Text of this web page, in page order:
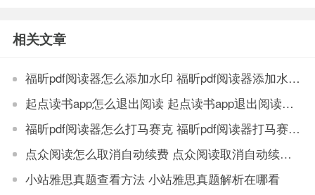
相关文章
福昕pdf阅读器怎么添加水印 福昕pdf阅读器添加水印方法
起点读书app怎么退出阅读 起点读书app退出阅读方法
福昕pdf阅读器怎么打马赛克 福昕pdf阅读器打马赛克方法
点众阅读怎么取消自动续费 点众阅读取消自动续费方法
小站雅思真题查看方法 小站雅思真题解析在哪看